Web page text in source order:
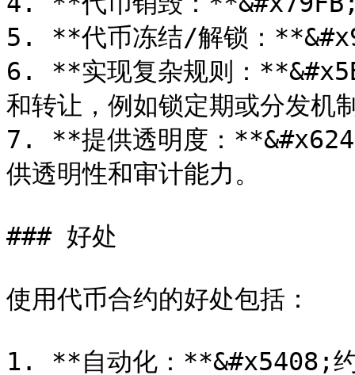
5. **代币冻结/解锁：
6. **实现复杂规则：
和转让，例如锁定期或分发机
7. **提供透明度：
供透明性和审计能力。
### 好处
使用代币合约的好处包括：
1. **自动化：**&#x5408;约